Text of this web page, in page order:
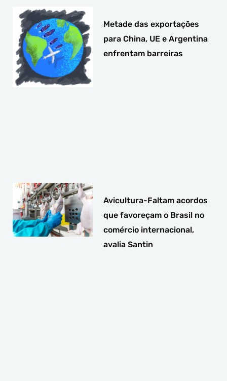
Metade das exportações
para China, UE e Argentina
enfrentam barreiras
Avicultura-Faltam acordos
que favoreçam o Brasil no
comércio internacional,
avalia Santin